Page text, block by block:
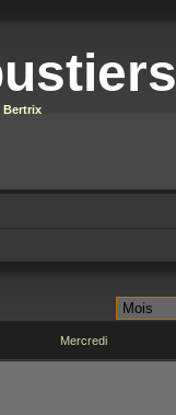
Bertrix
Mercredi